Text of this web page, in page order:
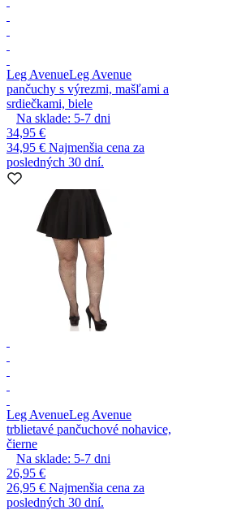
Leg AvenueLeg Avenue
pančuchy s výrezmi, mašľami a
srdiečkami, biele
Na sklade: 5-7 dni
34,95 €
34,95 € Najmenšia cena za
posledných 30 dní.
Leg AvenueLeg Avenue
trblietavé pančuchové nohavice,
čierne
Na sklade: 5-7 dni
26,95 €
26,95 € Najmenšia cena za
posledných 30 dní.